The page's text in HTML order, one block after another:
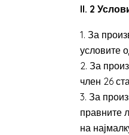
II. 2
За
условите
За
член 26
За
правните
на